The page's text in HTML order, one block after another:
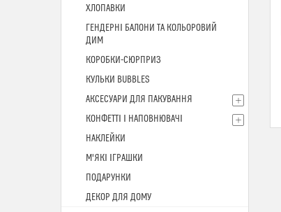
ХЛОПАВКИ
ГЕНДЕРНІ БАЛОНИ ТА КОЛЬОРОВИЙ
ДИМ
КОРОБКИ-СЮРПРИЗ
КУЛЬКИ BUBBLES
АКСЕСУАРИ ДЛЯ ПАКУВАННЯ
КОНФЕТТІ І НАПОВНЮВАЧІ
НАКЛЕЙКИ
М'ЯКІ ІГРАШКИ
ПОДАРУНКИ
ДЕКОР ДЛЯ ДОМУ